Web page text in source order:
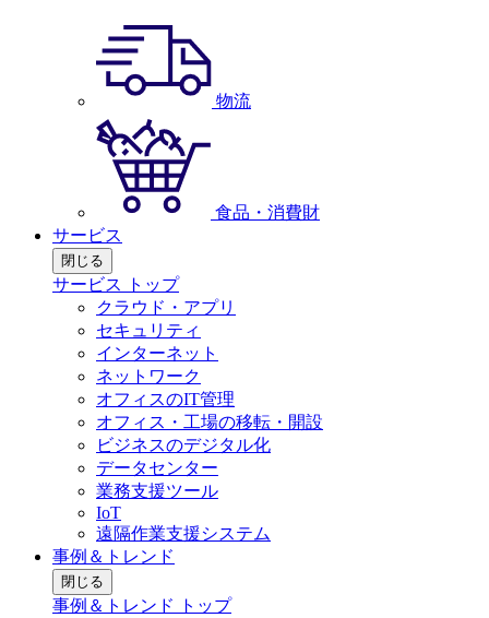
物流
食品・消費財
サービス
閉じる
サービス トップ
クラウド・アプリ
セキュリティ
インターネット
ネットワーク
オフィスのIT管理
オフィス・工場の移転・開設
ビジネスのデジタル化
データセンター
業務支援ツール
IoT
遠隔作業支援システム
事例＆トレンド
閉じる
事例＆トレンド トップ